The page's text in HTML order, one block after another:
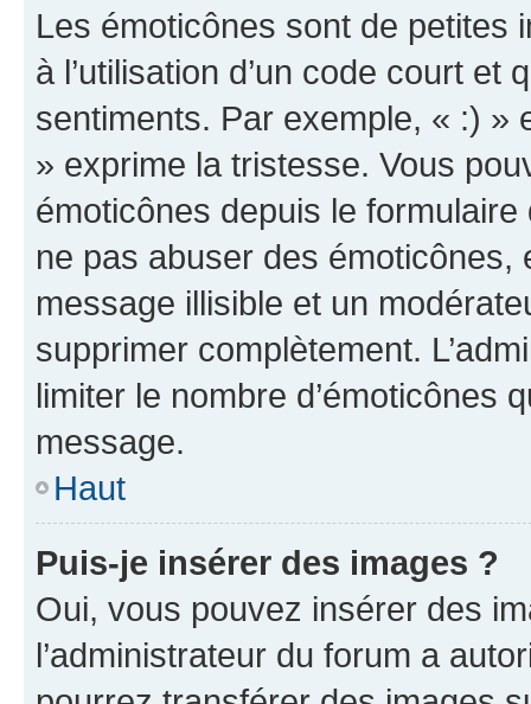
Les émoticônes sont de petites
à l’utilisation d’un code court et
sentiments. Par exemple, « :) »
» exprime la tristesse. Vous
émoticônes depuis le
ne pas abuser des
message illisible et un
supprimer complètement.
limiter le nombre d’émoticônes
message.
Haut
Puis-je insérer des images ?
Oui, vous pouvez insérer des
l’administrateur du forum a